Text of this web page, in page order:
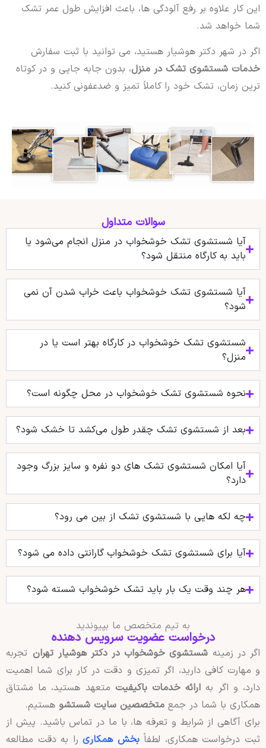
این کار علاوه بر رفع آلودگی ها، باعث افزایش طول عمر تشک
شما خواهد شد.
اگر در شهر دکتر هوشیار هستید، می توانید با ثبت سفارش
خدمات شستشوی تشک در منزل، بدون جابه جایی و در کوتاه
ترین زمان، تشک خود را کاملاً تمیز و ضدعفونی کنید.
سوالات متداول
آیا شستشوی تشک خوشخواب در منزل انجام می‌شود یا
باید به کارگاه منتقل شود؟
آیا شستشوی تشک خوشخواب باعث خراب شدن آن نمی
شود؟
شستشوی تشک خوشخواب در کارگاه بهتر است یا در
منزل؟
نحوه شستشوی تشک خوشخواب در محل چگونه است؟
بعد از شستشوی تشک چقدر طول می‌کشد تا خشک شود؟
آیا امکان شستشوی تشک‌ های دو نفره و سایز بزرگ وجود
دارد؟
چه لکه هایی با شستشوی تشک از بین می رود؟
آیا برای شستشوی تشک خوشخواب گارانتی داده می‌ شود؟
هر چند وقت یک بار باید تشک خوشخواب شسته شود؟
به تیم متخصص ما بپیوندید
درخواست عضویت سرویس دهنده
اگر در زمینه شستشوی خوشخواب در دکتر هوشیار تهران تجربه
و مهارت کافی دارید، اگر تمیزی و دقت در کار برای شما اهمیت
دارد، و اگر به ارائه خدمات باکیفیتمتعهد هستید، ما مشتاق
همکاری با شما در جمع متخصصین سایت شستشوهستیم.
برای آگاهی از شرایط و تعرفه ها، با ما در تماس باشید. پیش از
ثبت درخواست همکاری، لطفاً بخش همکاریرا به دقت مطالعه